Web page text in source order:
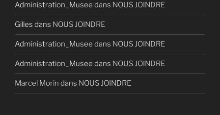
Administration_Musee dans NOUS JOINDRE
Gilles dans NOUS JOINDRE
Administration_Musee dans NOUS JOINDRE
Administration_Musee dans NOUS JOINDRE
Marcel Morin dans NOUS JOINDRE